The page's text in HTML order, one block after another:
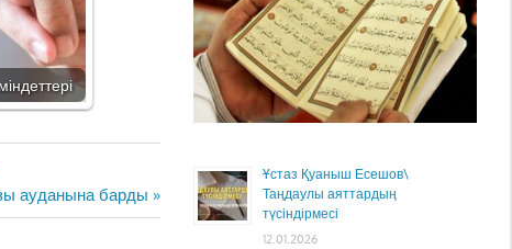
ауданына барды
Ұстаз Қуаныш Есешов\
Таңдаулы аяттардың
түсіндірмесі
12.01.2026